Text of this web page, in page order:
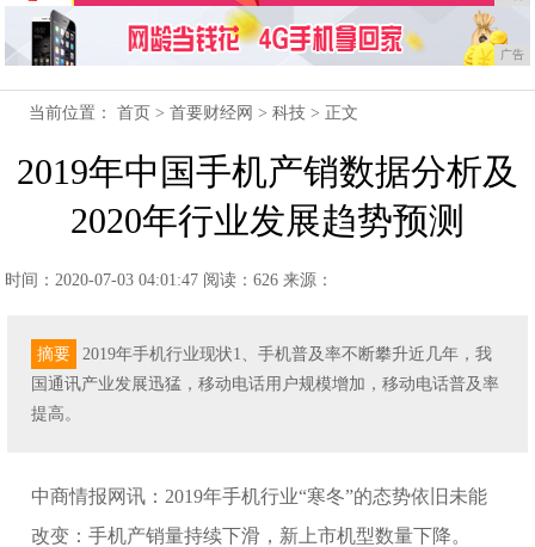
广告
当前位置：首页 >首要财经网 >科技 > 正文
2019年中国手机产销数据分析及
2020年行业发展趋势预测
时间：2020-07-03 04:01:47 阅读：626 来源：
摘要
2019年手机行业现状1、手机普及率不断攀升近几年，我
国通讯产业发展迅猛，移动电话用户规模增加，移动电话普及率
提高。
中商情报网讯：2019年手机行业“寒冬”的态势依旧未能
改变：手机产销量持续下滑，新上市机型数量下降。